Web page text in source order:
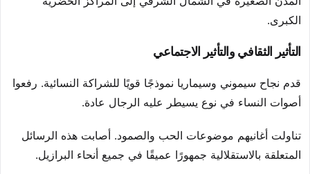
الكبرى.
التأثير الثقافي والتأثير الاجتماعي
قدم نجاح سيموني وسيماريا نموذجًا قويًا للشراكة النسائية. رفعوا
أصوات النساء في نوع يسيطر عليه الرجال عادة.
تناولت أغانيهم موضوعات الحب والصمود. أصابت هذه الرسائل
المتعلقة بالاستقلالية جمهورًا عميقًا في جميع أنحاء البرازيل.